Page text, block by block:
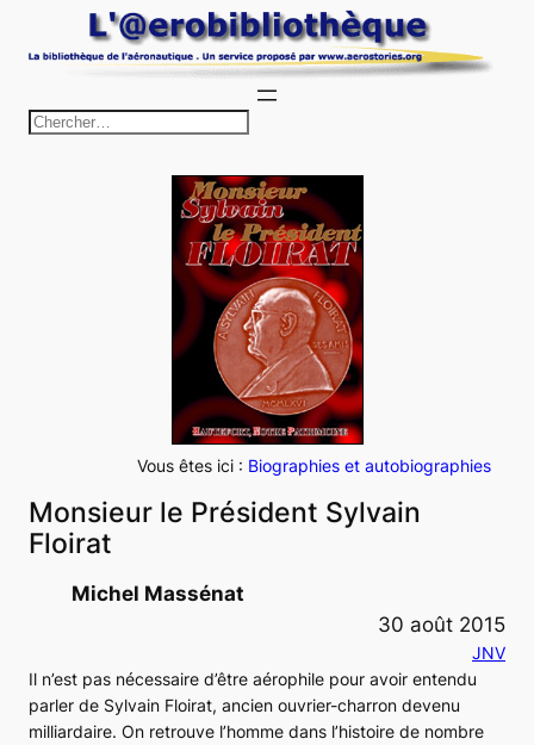
au
c
h
e
r
c
h
e
r
Vous êtes ici : Biographies et autobiographies
Monsieur le Président Sylvain
Floirat
Michel Massénat
30 août 2015
JNV
Il n’est pas nécessaire d’être aérophile pour avoir entendu
parler de Sylvain Floirat, ancien ouvrier-charron devenu
milliardaire. On retrouve l’homme dans l’histoire de nombre